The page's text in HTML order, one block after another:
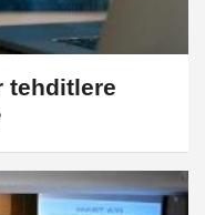
tehditlere